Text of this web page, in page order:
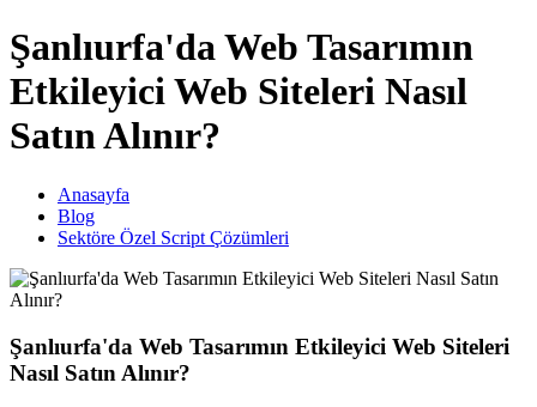
Şanlıurfa'da Web Tasarımın
Etkileyici Web Siteleri Nasıl
Satın Alınır?
Anasayfa
Blog
Sektöre Özel Script Çözümleri
Şanlıurfa'da Web Tasarımın Etkileyici Web Siteleri
Nasıl Satın Alınır?